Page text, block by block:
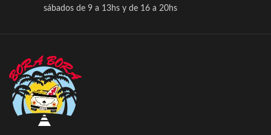
sábados de 9 a 13hs y de 16 a 20hs